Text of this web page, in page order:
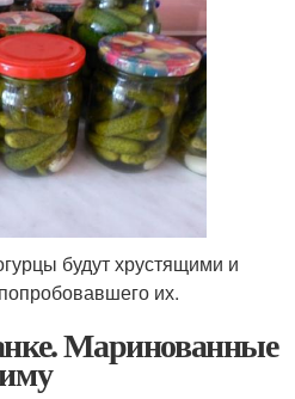
будут хрустящими и
их.
Маринованные